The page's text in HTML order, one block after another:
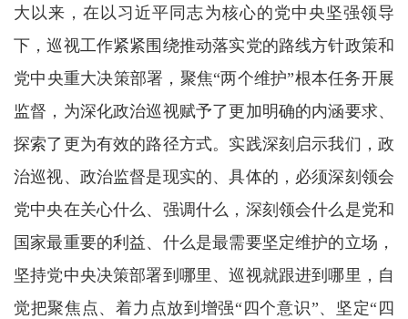
大以来，在以习近平同志为核心的党中央坚强领导
下，巡视工作紧紧围绕推动落实党的路线方针政策和
党中央重大决策部署，聚焦“两个维护”根本任务开展
监督，为深化政治巡视赋予了更加明确的内涵要求、
探索了更为有效的路径方式。实践深刻启示我们，政
治巡视、政治监督是现实的、具体的，必须深刻领会
党中央在关心什么、强调什么，深刻领会什么是党和
国家最重要的利益、什么是最需要坚定维护的立场，
坚持党中央决策部署到哪里、巡视就跟进到哪里，自
觉把聚焦点、着力点放到增强“四个意识”、坚定“四